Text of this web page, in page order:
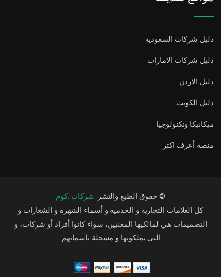
دليل شركات السعودية
دليل شركات الامارات
دليل الاردن
دليل الكويت
ميكانيكا وتكنولوجيا
منصة أعرف اكتر
© حقوق الطبع والنشر. شركات .كوم
كل العلامات التجارية و الخدمية و أسماء الشهرة و الشعارات و
التصميمات هي لمالكيها المعنيين، سواء كانوا أفراد أو شركات، و
التي يملكونها و مسجلة بأسمائهم.